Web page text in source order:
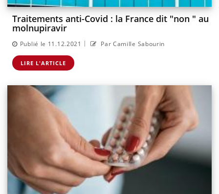
Traitements anti-Covid : la France dit "non " au
molnupiravir
Publié le 11.12.2021 | Par Camille Sabourin
LIRE L'ARTICLE